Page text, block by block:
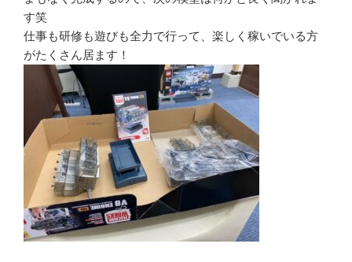
す笑
仕事も研修も遊びも全力で行って、楽しく稼いでいる方
がたくさん居ます！